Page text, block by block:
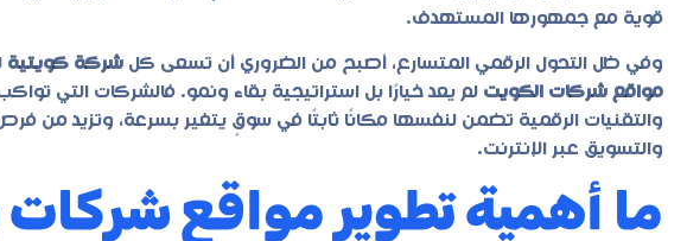
قوية مع جمهورها المستهدف.
وفي ظل التحول الرقمي المتسارع، أصبح من الضروري أن تسعى كل شركة كويتية
مواقع شركات الكويت لم يعد خيارًا بل استراتيجية بقاء ونمو. فالشركات التي
والتقنيات الرقمية تضمن لنفسها مكانًا ثابتًا في سوقٍ يتغير بسرعة، وتزيد من فرص
والتسويق عبر الإنترنت.
ما أهمية تطوير مواقع